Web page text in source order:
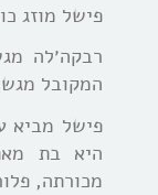
פישל מוזג
רבקה׳לה
המקובל
פישל מביא
היא בת
מכורתה,